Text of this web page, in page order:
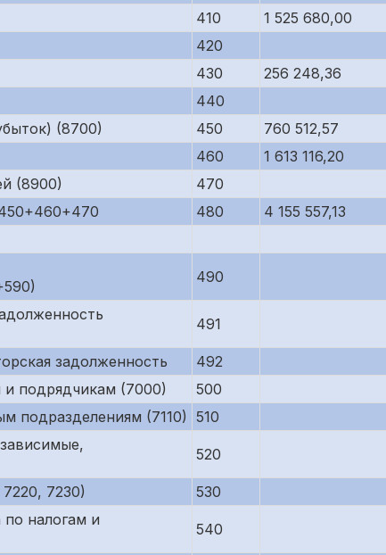
410 1 525 680,00
420
430 256 248,36
440
(8700)
450 760 512,57
460 1 613 116,20
(8900)
470
480 4 155 557,13
490
491
задолженность
492
подрядчикам (7000)
500
подразделениям (7110) 510
520
7230)
530
по налогам и
540